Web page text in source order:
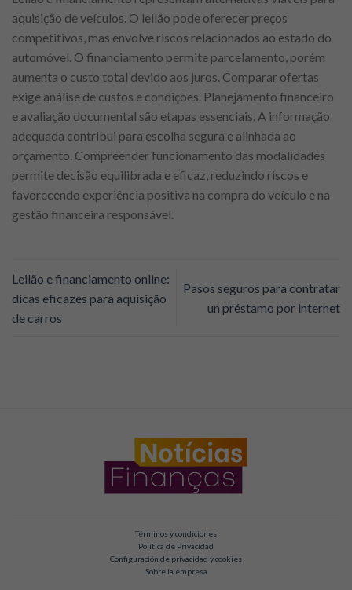
aquisição de veículos. O leilão pode oferecer preços
competitivos, mas envolve riscos relacionados ao estado do
automóvel. O financiamento permite parcelamento, porém
aumenta o custo total devido aos juros. Comparar ofertas
exige análise de custos e condições. Planejamento financeiro
e avaliação documental são etapas essenciais. A informação
adequada contribui para escolha segura e alinhada ao
orçamento. Compreender funcionamento das modalidades
permite decisão equilibrada e eficaz, reduzindo riscos e
favorecendo experiência positiva na compra do veículo e na
gestão financeira responsável.
Leilão e financiamento online:
dicas eficazes para aquisição
de carros
Pasos seguros para contratar
un préstamo por internet
Términos y condiciones
Política de Privacidad
Configuración de privacidad y cookies
Sobre la empresa